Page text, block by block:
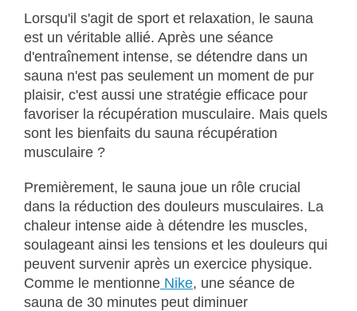
Lorsqu'il s'agit de sport et relaxation, le sauna
est un véritable allié. Après une séance
d'entraînement intense, se détendre dans un
sauna n'est pas seulement un moment de pur
plaisir, c'est aussi une stratégie efficace pour
favoriser la récupération musculaire. Mais quels
sont les bienfaits du sauna récupération
musculaire ?
Premièrement, le sauna joue un rôle crucial
dans la réduction des douleurs musculaires. La
chaleur intense aide à détendre les muscles,
soulageant ainsi les tensions et les douleurs qui
peuvent survenir après un exercice physique.
Comme le mentionne Nike, une séance de
sauna de 30 minutes peut diminuer